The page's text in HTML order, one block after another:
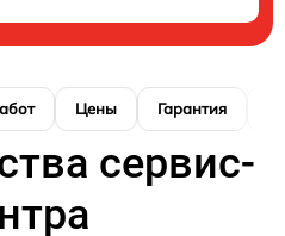
Цены Гарантия
сервис-